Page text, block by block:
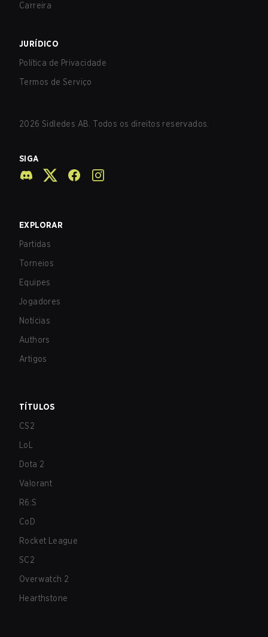
Carreira
JURÍDICO
Política de Privacidade
Termos de Serviço
2026 Sidledes AB. Todos os direitos reservados.
SIGA
EXPLORAR
Partidas
Torneios
Equipes
Jogadores
Notícias
Authors
Artigos
TÍTULOS
CS2
LoL
Dota 2
Valorant
R6:S
CoD
Rocket League
SC2
Overwatch 2
Hearthstone